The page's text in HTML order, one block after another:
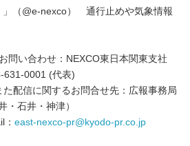
」（@e-nexco） 通行止めや気象情報
問い合わせ：NEXCO東日本関東支社
631-0001 (代表)
配信に関するお問合せ先：広報事務局
・石井・神津）
east-nexco-pr@kyodo-pr.co.jp